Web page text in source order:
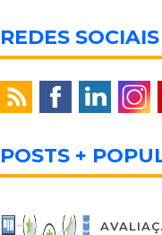
REDES SOCIAIS
POSTS +